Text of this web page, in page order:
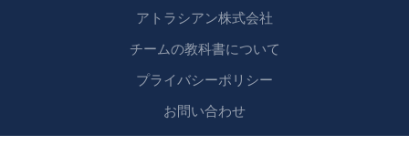
アトラシアン株式会社
チームの教科書について
プライバシーポリシー
お問い合わせ